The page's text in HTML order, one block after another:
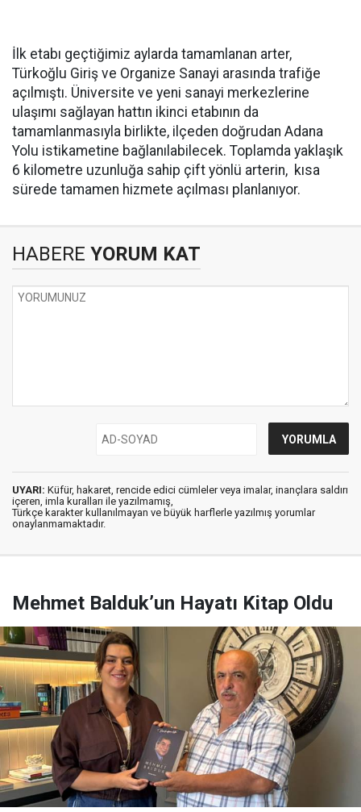
İlk etabı geçtiğimiz aylarda tamamlanan arter,
Türkoğlu Giriş ve Organize Sanayi arasında trafiğe
açılmıştı. Üniversite ve yeni sanayi merkezlerine
ulaşımı sağlayan hattın ikinci etabının da
tamamlanmasıyla birlikte, ilçeden doğrudan Adana
Yolu istikametine bağlanılabilecek. Toplamda yaklaşık
6 kilometre uzunluğa sahip çift yönlü arterin, kısa
sürede tamamen hizmete açılması planlanıyor.
HABERE YORUM KAT
UYARI: Küfür, hakaret, rencide edici cümleler veya imalar, inançlara saldırı
içeren, imla kuralları ile yazılmamış,
Türkçe karakter kullanılmayan ve büyük harflerle yazılmış yorumlar
onaylanmamaktadır.
Mehmet Balduk’un Hayatı Kitap Oldu